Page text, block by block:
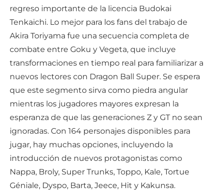
regreso importante de la licencia Budokai
Tenkaichi. Lo mejor para los fans del trabajo de
Akira Toriyama fue una secuencia completa de
combate entre Goku y Vegeta, que incluye
transformaciones en tiempo real para familiarizar a
nuevos lectores con Dragon Ball Super. Se espera
que este segmento sirva como piedra angular
mientras los jugadores mayores expresan la
esperanza de que las generaciones Z y GT no sean
ignoradas. Con 164 personajes disponibles para
jugar, hay muchas opciones, incluyendo la
introducción de nuevos protagonistas como
Nappa, Broly, Super Trunks, Toppo, Kale, Tortue
Géniale, Dyspo, Barta, Jeece, Hit y Kakunsa.